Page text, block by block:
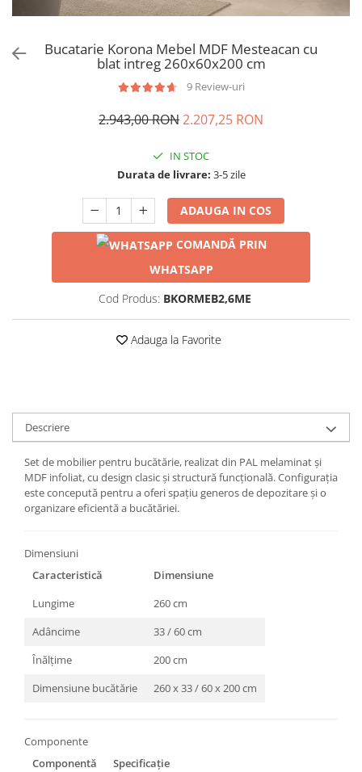
Bucatarie Korona Mebel MDF Mesteacan cu
blat intreg 260x60x200 cm
9 Review-uri
2.943,00 RON2.207,25 RON
IN STOC
Durata de livrare: 3-5 zile
ADAUGA IN COS
COMANDĂ PRIN
WHATSAPP
Cod Produs: BKORMEB2,6ME
Adauga la Favorite
Descriere
Set de mobilier pentru bucătărie, realizat din PAL melaminat și
MDF infoliat, cu design clasic și structură funcțională. Configurația
este concepută pentru a oferi spațiu generos de depozitare și o
organizare eficientă a bucătăriei.
Dimensiuni
Caracteristică
Dimensiune
Lungime
260 cm
Adâncime
33 / 60 cm
Înălțime
200 cm
Dimensiune bucătărie
260 x 33 / 60 x 200 cm
Componente
Componentă
Specificație